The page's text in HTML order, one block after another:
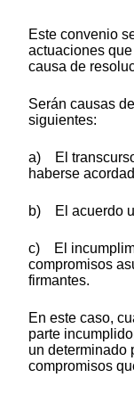
Este convenio
actuaciones
causa de
Serán causas
siguientes:
a) El
haberse
b) El acuerdo
c) El
compromisos
firmantes.
En este caso,
parte
un determinado
compromisos